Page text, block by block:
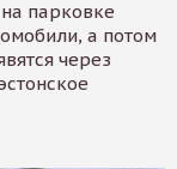
парковке
а потом
через